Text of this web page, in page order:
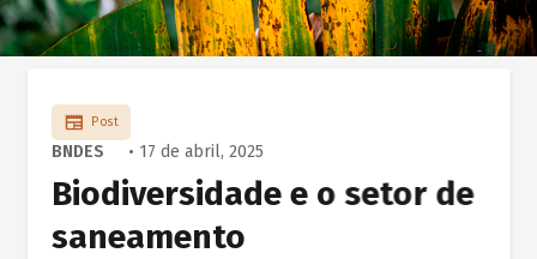
Post
BNDES • 17 de abril, 2025
Biodiversidade e o setor de
saneamento